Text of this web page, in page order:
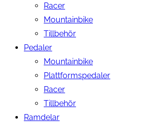
Racer
Mountainbike
Tillbehör
Pedaler
Mountainbike
Plattformspedaler
Racer
Tillbehör
Ramdelar